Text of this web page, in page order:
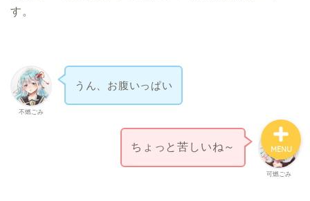
す。
不燃ごみ
うん、お腹いっぱい
可燃ごみ
ちょっと苦しいね～ MENU